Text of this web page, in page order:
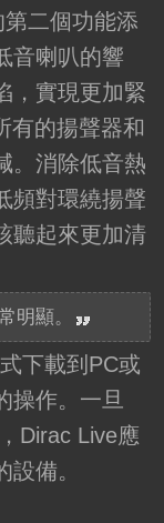
二個功能添
音喇叭的響
，實現更加緊
有的揚聲器和
。消除低音熱
頻對環繞揚聲
聽起來更加清
明顯。
下載到PC或
操作。一旦
Dirac Live應
備。